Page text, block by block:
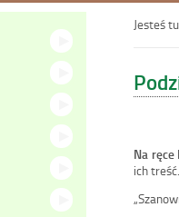
Jesteś
Na ręce
ich treść.